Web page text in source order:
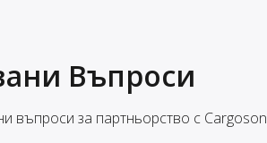
Въпроси
въпроси за партньорство с Cargoson